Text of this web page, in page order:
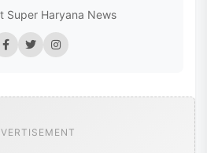
Super Haryana News